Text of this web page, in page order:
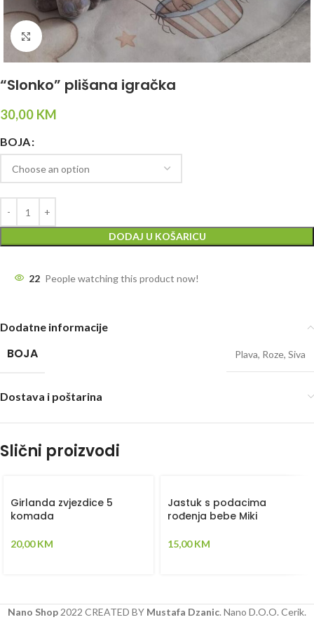
Click to enlarge
“Slonko” plišana igračka
30,00 KM
BOJA
DODAJ U KOŠARICU
22 People watching this product now!
Dodatne informacije
BOJA Plava, Roze, Siva
Dostava i poštarina
Slični proizvodi
Girlanda zvjezdice 5
komada
20,00KM
Jastuk s podacima
rođenja bebe Miki
15,00KM
Nano Shop 2022 CREATED BY Mustafa Dzanic. Nano D.O.O. Cerik.